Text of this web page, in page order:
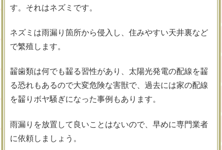
す。それはネズミです。
ネズミは雨漏り箇所から侵入し、住みやすい天井裏など
で繁殖します。
齧歯類は何でも齧る習性があり、太陽光発電の配線を齧
る恐れもあるので大変危険な害獣で、過去には家の配線
を齧りボヤ騒ぎになった事例もあります。
雨漏りを放置して良いことはないので、早めに専門業者
に依頼しましょう。